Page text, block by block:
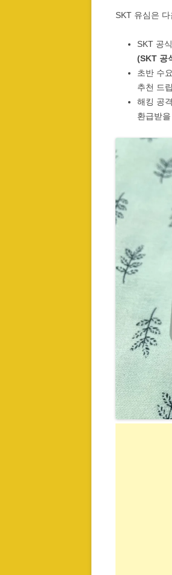
SKT 유심은
SKT 공
(SKT 공
초반 수
추천 드
해킹 공
환급받